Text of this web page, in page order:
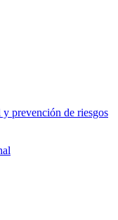
prevención de riesgos